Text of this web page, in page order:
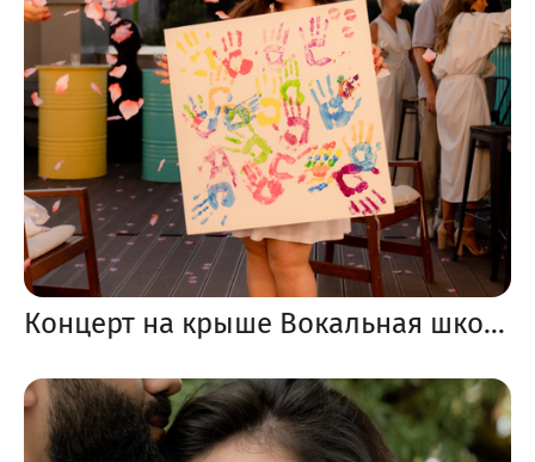
Концерт на крыше Вокальная школа Soulmade